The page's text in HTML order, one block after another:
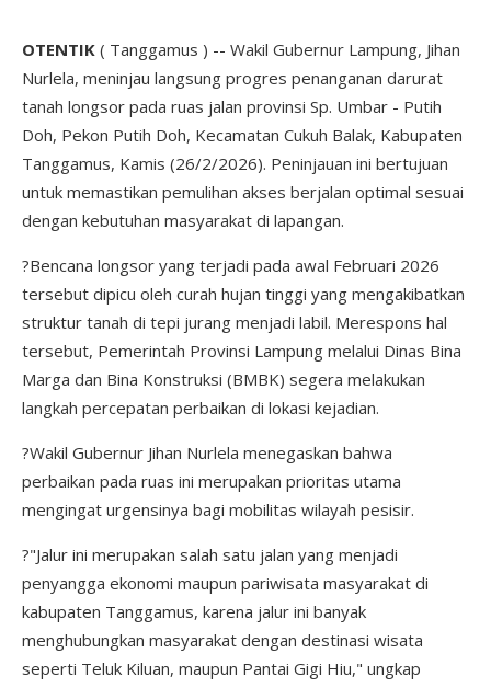
OTENTIK ( Tanggamus ) -- Wakil Gubernur Lampung, Jihan
Nurlela, meninjau langsung progres penanganan darurat
tanah longsor pada ruas jalan provinsi Sp. Umbar - Putih
Doh, Pekon Putih Doh, Kecamatan Cukuh Balak, Kabupaten
Tanggamus, Kamis (26/2/2026). Peninjauan ini bertujuan
untuk memastikan pemulihan akses berjalan optimal sesuai
dengan kebutuhan masyarakat di lapangan.
?Bencana longsor yang terjadi pada awal Februari 2026
tersebut dipicu oleh curah hujan tinggi yang mengakibatkan
struktur tanah di tepi jurang menjadi labil. Merespons hal
tersebut, Pemerintah Provinsi Lampung melalui Dinas Bina
Marga dan Bina Konstruksi (BMBK) segera melakukan
langkah percepatan perbaikan di lokasi kejadian.
?Wakil Gubernur Jihan Nurlela menegaskan bahwa
perbaikan pada ruas ini merupakan prioritas utama
mengingat urgensinya bagi mobilitas wilayah pesisir.
?"Jalur ini merupakan salah satu jalan yang menjadi
penyangga ekonomi maupun pariwisata masyarakat di
kabupaten Tanggamus, karena jalur ini banyak
menghubungkan masyarakat dengan destinasi wisata
seperti Teluk Kiluan, maupun Pantai Gigi Hiu," ungkap